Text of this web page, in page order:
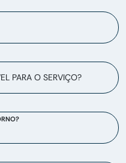
PARA O SERVIÇO?